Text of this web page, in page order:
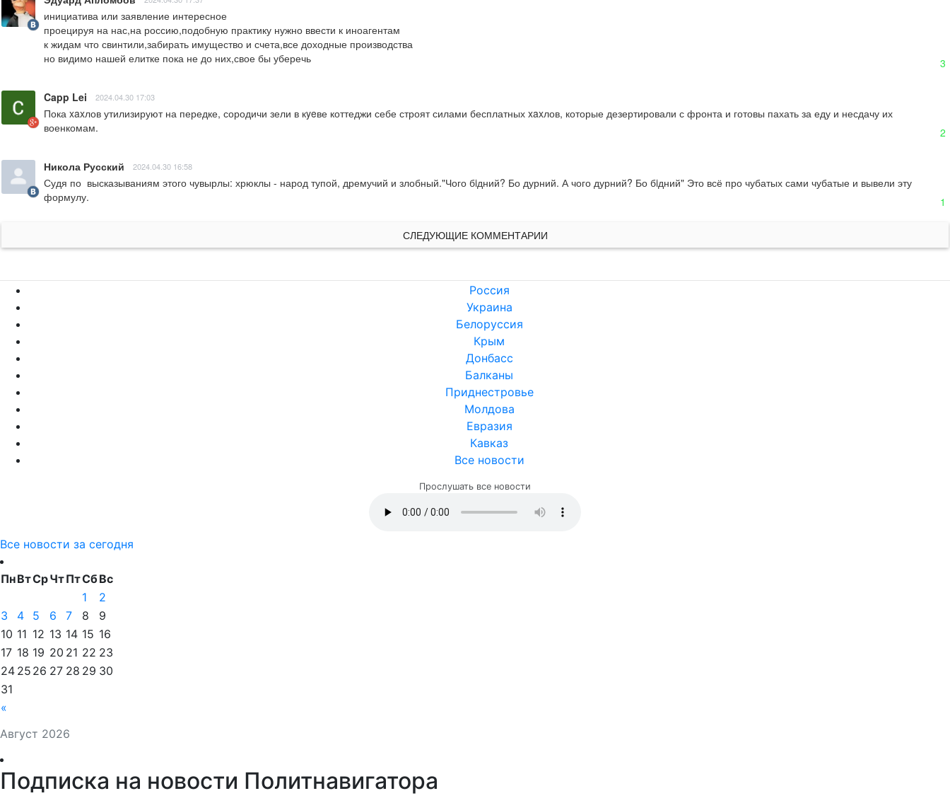
инициатива или заявление интересное
проецируя на нас,на россию,подобную практику нужно ввести к иноагентам
к жидам что свинтили,забирать имущество и счета,все доходные производства
но видимо нашей елитке пока не до них,свое бы уберечь
3
Capp Lei 2024.04.30 17:03
Пока xaxлов утилизируют на передке, сородичи зели в кyeве коттеджи себе строят силами бесплатных xaxлов, которые дезертировали с фронта и готовы пахать за еду и несдачу их
военкомам.
2
Никола Русский 2024.04.30 16:58
Судя по  высказываниям этого чувырлы: хрюклы - народ тупой, дремучий и злобный."Чого бiдний? Бо дурний. А чого дурний? Бо бiдний" Это всё про чубатых сами чубатые и вывели эту
формулу.
1
СЛЕДУЮЩИЕ КОММЕНТАРИИ
Россия
Украина
Белоруссия
Крым
Донбасс
Балканы
Приднестровье
Молдова
Евразия
Кавказ
Все новости
Прослушать все новости
Все новости за сегодня
Август 2026
ПнВтСрЧтПтСбВс
«
1
2
3
4 5 6 7 8
9
10 11 12 13 14 15 16
17 18 19 20 21 22 23
24 25 26 27 28 29 30
31
Подписка на новости Политнавигатора